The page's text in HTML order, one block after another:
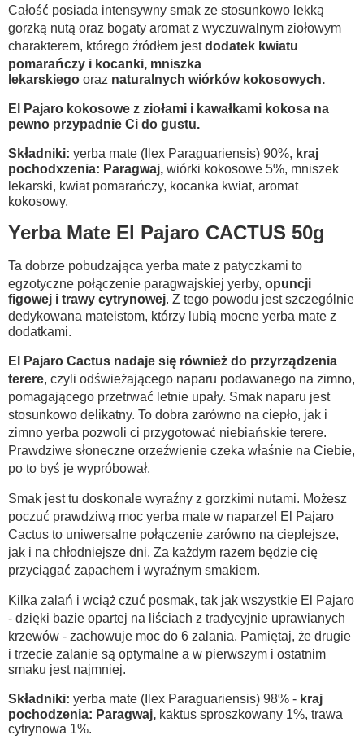
Całość posiada intensywny smak ze stosunkowo lekką
gorzką nutą oraz bogaty aromat z wyczuwalnym ziołowym
charakterem, którego źródłem jest dodatek kwiatu
pomarańczy i kocanki, mniszka
lekarskiego oraz naturalnych wiórków kokosowych.
El Pajaro kokosowe z ziołami i kawałkami kokosa na
pewno przypadnie Ci do gustu.
Składniki: yerba mate (Ilex Paraguariensis) 90%, kraj
pochodxzenia: Paragwaj, wiórki kokosowe 5%, mniszek
lekarski, kwiat pomarańczy, kocanka kwiat, aromat
kokosowy.
Yerba Mate El Pajaro CACTUS 50g
Ta dobrze pobudzająca yerba mate z patyczkami to
egzotyczne połączenie paragwajskiej yerby, opuncji
figowej i trawy cytrynowej. Z tego powodu jest szczególnie
dedykowana mateistom, którzy lubią mocne yerba mate z
dodatkami.
El Pajaro Cactus nadaje się również do przyrządzenia
terere, czyli odświeżającego naparu podawanego na zimno,
pomagającego przetrwać letnie upały. Smak naparu jest
stosunkowo delikatny. To dobra zarówno na ciepło, jak i
zimno yerba pozwoli ci przygotować niebiańskie terere.
Prawdziwe słoneczne orzeźwienie czeka właśnie na Ciebie,
po to byś je wypróbował.
Smak jest tu doskonale wyraźny z gorzkimi nutami. Możesz
poczuć prawdziwą moc yerba mate w naparze! El Pajaro
Cactus to uniwersalne połączenie zarówno na cieplejsze,
jak i na chłodniejsze dni. Za każdym razem będzie cię
przyciągać zapachem i wyraźnym smakiem.
Kilka zalań i wciąż czuć posmak, tak jak wszystkie El Pajaro
- dzięki bazie opartej na liściach z tradycyjnie uprawianych
krzewów - zachowuje moc do 6 zalania. Pamiętaj, że drugie
i trzecie zalanie są optymalne a w pierwszym i ostatnim
smaku jest najmniej.
Składniki: yerba mate (Ilex Paraguariensis) 98% - kraj
pochodzenia: Paragwaj, kaktus sproszkowany 1%, trawa
cytrynowa 1%.